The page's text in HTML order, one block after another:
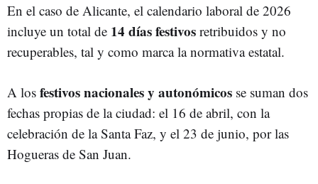
En el caso de Alicante, el calendario laboral de 2026
incluye un total de 14 días festivos retribuidos y no
recuperables, tal y como marca la normativa estatal.
A los festivos nacionales y autonómicos se suman dos
fechas propias de la ciudad: el 16 de abril, con la
celebración de la Santa Faz, y el 23 de junio, por las
Hogueras de San Juan.